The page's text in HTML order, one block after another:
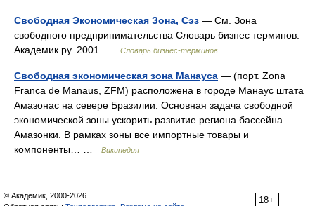
Свободная Экономическая Зона, Сэз — См. Зона
свободного предпринимательства Словарь бизнес терминов.
Академик.ру. 2001 …
Словарь бизнес-терминов
Свободная экономическая зона Манауса — (порт. Zona
Franca de Manaus, ZFM) расположена в городе Манаус штата
Амазонас на севере Бразилии. Основная задача свободной
экономической зоны ускорить развитие региона бассейна
Амазонки. В рамках зоны все импортные товары и
компоненты… …
Википедия
18+
© Академик, 2000-2026